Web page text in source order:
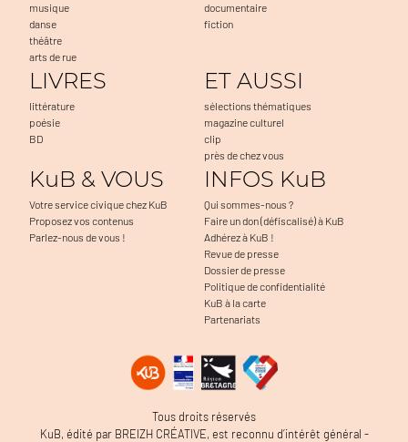
musique
danse
théâtre
arts de rue
documentaire
fiction
LIVRES
littérature
poésie
BD
ET AUSSI
sélections thématiques
magazine culturel
clip
près de chez vous
KuB & VOUS
Votre service civique chez KuB
Proposez vos contenus
Parlez-nous de vous !
INFOS KuB
Qui sommes-nous ?
Faire un don (défiscalisé) à KuB
Adhérez à KuB !
Revue de presse
Dossier de presse
Politique de confidentialité
KuB à la carte
Partenariats
Tous droits réservés
KuB, édité par BREIZH CRÉATIVE, est reconnu d’intérêt général -